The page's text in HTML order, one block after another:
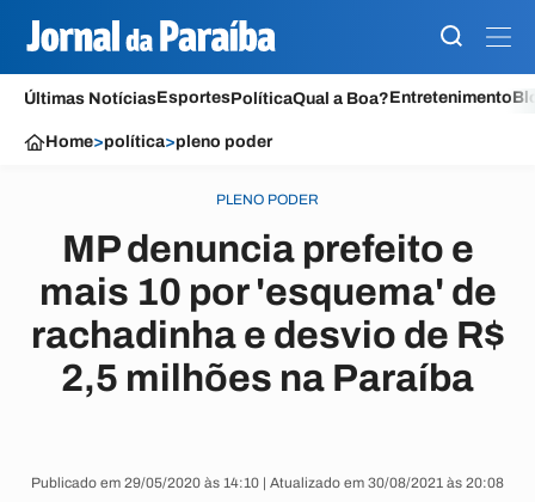
Últimas NotíciasEsportesPolíticaQual a Boa?Entretenimento
Home>política>pleno poder
PLENO PODER
MP denuncia prefeito e
mais 10 por 'esquema' de
rachadinha e desvio de R$
2,5 milhões na Paraíba
Publicado em 29/05/2020 às 14:10 | Atualizado em 30/08/2021 às 20:08